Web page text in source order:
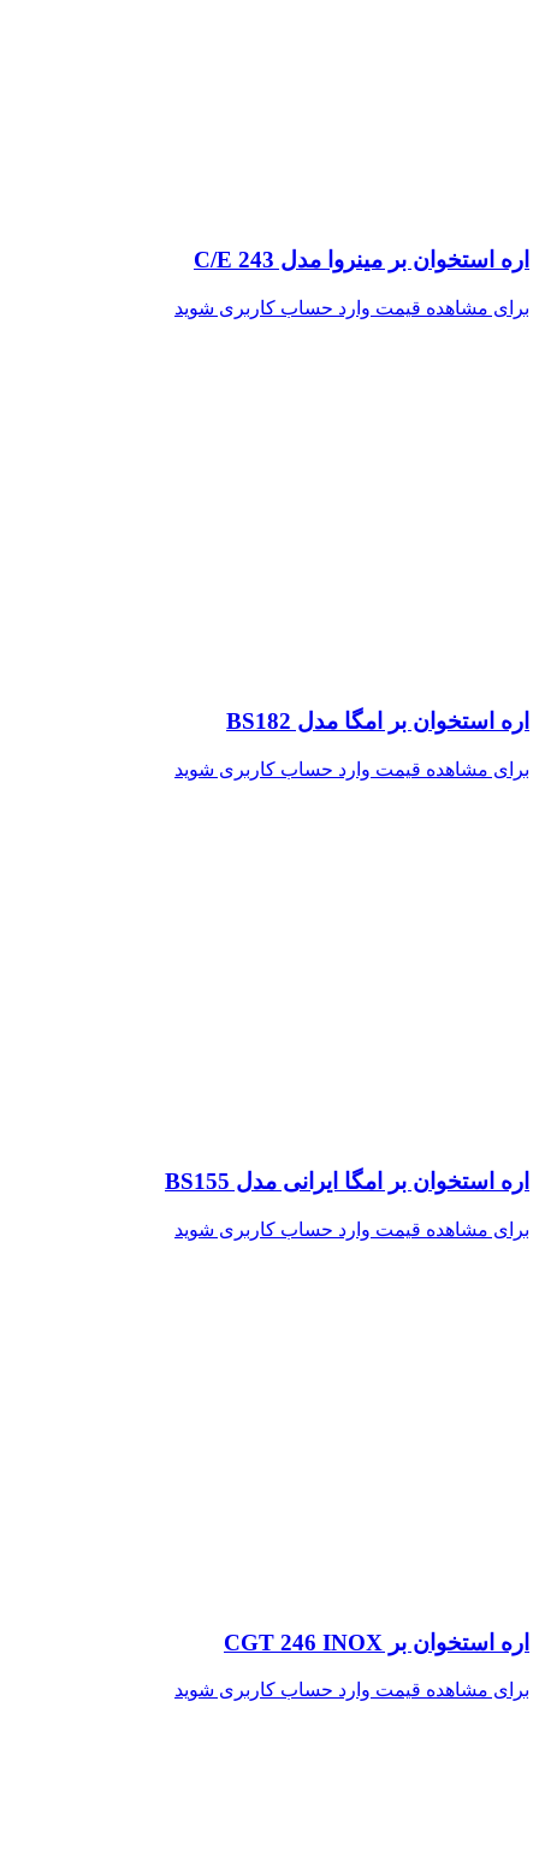
اره استخوان بر مینروا مدل C/E 243
برای مشاهده قیمت وارد حساب کاربری شوید
اره استخوان بر امگا مدل BS182
برای مشاهده قیمت وارد حساب کاربری شوید
اره استخوان بر امگا ایرانی مدل BS155
برای مشاهده قیمت وارد حساب کاربری شوید
اره استخوان بر CGT 246 INOX
برای مشاهده قیمت وارد حساب کاربری شوید